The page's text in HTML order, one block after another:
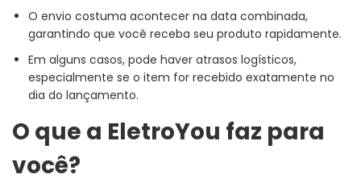
O envio costuma acontecer na data combinada,
garantindo que você receba seu produto rapidamente.
Em alguns casos, pode haver atrasos logísticos,
especialmente se o item for recebido exatamente no
dia do lançamento.
O que a EletroYou faz para
você?